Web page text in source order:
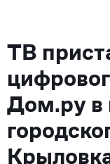
ТВ
Дом.ру в